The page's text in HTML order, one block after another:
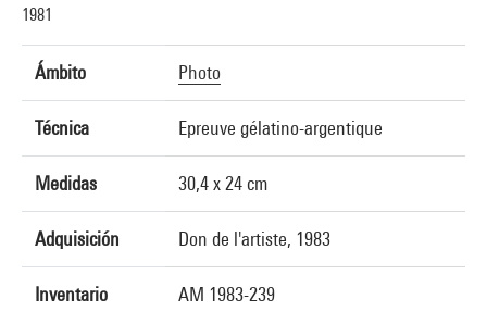
1981
Ámbito Photo
Técnica Epreuve gélatino-argentique
Medidas 30,4 x 24 cm
Adquisición Don de l'artiste, 1983
Inventario AM 1983-239